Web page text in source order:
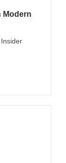
Modern